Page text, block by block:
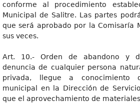
conforme al procedimiento
Municipal de Salitre. Las partes
que será aprobado por la Comisaría
sus veces.
Art. 10.- Orden de abandono y
denuncia de cualquier persona
privada, llegue a conocimiento
municipal en la Dirección de
que el aprovechamiento de